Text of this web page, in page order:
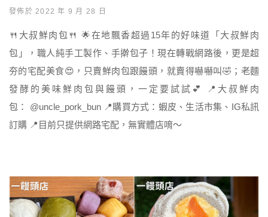
發佈於 2022 年 9 月 28 日
🍴大叔鮮肉包🍴 🌟在地飄香超過15年的好味道「大叔鮮肉
包」，職人純手工製作、手擀包子！現在轉戰網路後，更是超
夯的宅配美食😍，只賣鮮肉包跟饅頭，就賣得嚇嚇叫🤣；老麵
發酵的美味鮮肉包與饅頭，一定要試試💕 📍大叔鮮肉
包： @uncle_pork_bun 📍購買方式：蝦皮、生活市集、IG私訊
訂購 📍目前只提供網路宅配，無實體店唷～